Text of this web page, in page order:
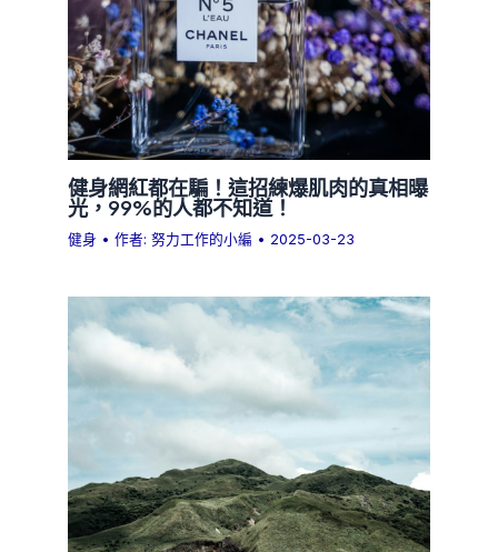
健身網紅都在騙！這招練爆肌肉的真相曝
光，99%的人都不知道！
健身 • 作者:努力工作的小編 • 2025-03-23